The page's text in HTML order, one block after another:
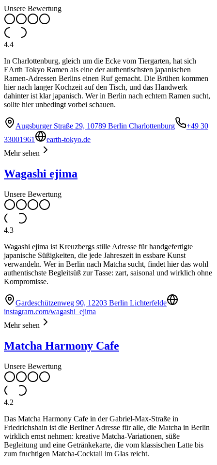
Unsere Bewertung
4.4
In Charlottenburg, gleich um die Ecke vom Tiergarten, hat sich
EArth Tokyo Ramen als eine der authentischsten japanischen
Ramen-Adressen Berlins einen Ruf gemacht. Die Brühen kommen
hier nach langer Kochzeit auf den Tisch, und das Handwerk
dahinter ist klar japanisch. Wer in Berlin nach echtem Ramen sucht,
sollte hier unbedingt vorbei schauen.
Augsburger Straße 29, 10789 Berlin Charlottenburg
+49 30
33001961
earth-tokyo.de
Mehr sehen
Wagashi ejima
Unsere Bewertung
4.3
Wagashi ejima ist Kreuzbergs stille Adresse für handgefertigte
japanische Süßigkeiten, die jede Jahreszeit in essbare Kunst
verwandeln. Wer in Berlin nach Matcha sucht, findet hier das wohl
authentischste Begleitsüß zur Tasse: zart, saisonal und wirklich ohne
Kompromisse.
Gardeschützenweg 90, 12203 Berlin Lichterfelde
instagram.com/wagashi_ejima
Mehr sehen
Matcha Harmony Cafe
Unsere Bewertung
4.2
Das Matcha Harmony Cafe in der Gabriel-Max-Straße in
Friedrichshain ist die Berliner Adresse für alle, die Matcha in Berlin
wirklich ernst nehmen: kreative Matcha-Variationen, süße
Begleitung und eine Getränkekarte, die vom klassischen Latte bis
zum fruchtigen Matcha-Cocktail im Glas reicht.